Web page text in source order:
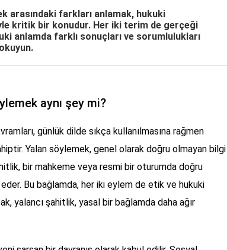
arasındaki farkları anlamak, hukuki
kritik bir konudur. Her iki terim de gerçeği
anlamda farklı sonuçları ve sorumlulukları
aynı şey mi?
günlük dilde sıkça kullanılmasına rağmen
Yalan söylemek, genel olarak doğru olmayan bilgi
bir mahkeme veya resmi bir oturumda doğru
Bu bağlamda, her iki eylem de etik ve hukuki
yalancı şahitlik, yasal bir bağlamda daha ağır